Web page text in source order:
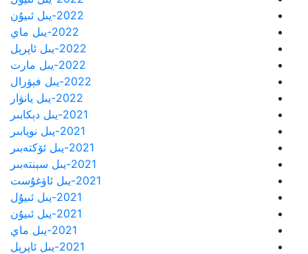
2022-يىل ئىيۇن
2022-يىل ماي
2022-يىل ئاپرېل
2022-يىل مارت
2022-يىل فېۋرال
2022-يىل يانۋار
2021-يىل دېكابىر
2021-يىل نويابىر
2021-يىل ئۆكتەبىر
2021-يىل سېنتەبىر
2021-يىل ئاۋغۇست
2021-يىل ئىيۇل
2021-يىل ئىيۇن
2021-يىل ماي
2021-يىل ئاپرېل